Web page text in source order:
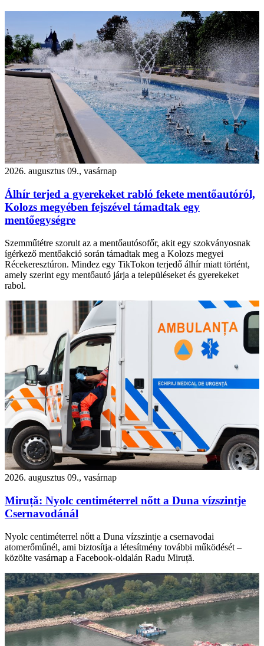
2026. augusztus 09., vasárnap
Álhír terjed a gyerekeket rabló fekete mentőautóról,
Kolozs megyében fejszével támadtak egy
mentőegységre
Szemműtétre szorult az a mentőautósofőr, akit egy szokványosnak
ígérkező mentőakció során támadtak meg a Kolozs megyei
Récekeresztúron. Mindez egy TikTokon terjedő álhír miatt történt,
amely szerint egy mentőautó járja a településeket és gyerekeket
rabol.
2026. augusztus 09., vasárnap
Miruță: Nyolc centiméterrel nőtt a Duna vízszintje
Csernavodánál
Nyolc centiméterrel nőtt a Duna vízszintje a csernavodai
atomerőműnél, ami biztosítja a létesítmény további működését –
közölte vasárnap a Facebook-oldalán Radu Miruță.